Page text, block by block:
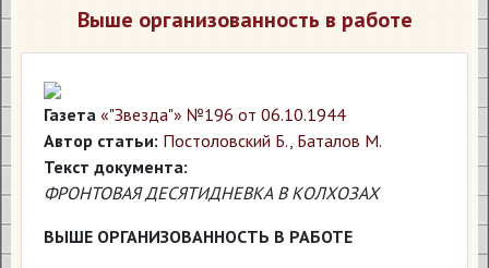
Выше организованность в работе
Газета «"Звезда"» №196 от 06.10.1944
Автор статьи: Постоловский Б., Баталов М.
Текст документа:
ФРОНТОВАЯ ДЕСЯТИДНЕВКА В КОЛХОЗАХ
ВЫШЕ ОРГАНИЗОВАННОСТЬ В РАБОТЕ